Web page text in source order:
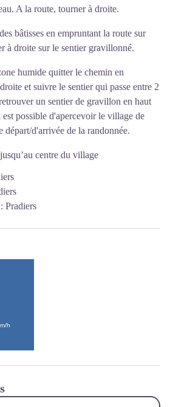
A la route, tourner à droite.
bâtisses en empruntant la route sur
à droite sur le sentier gravillonné.
humide quitter le chemin en
et suivre le sentier qui passe entre 2
un sentier de gravillon en haut
possible d'apercevoir le village de
départ/d'arrivée de la randonnée.
centre du village
: Pradiers